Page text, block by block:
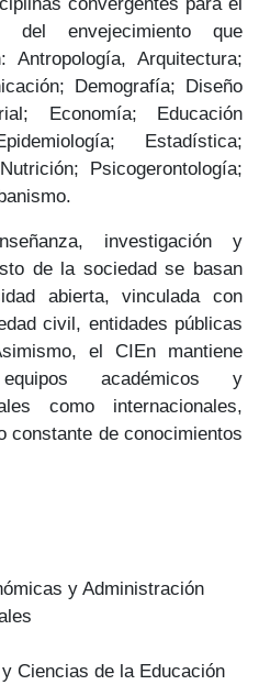
del envejecimiento que
Arquitectura;
Demografía; Diseño
Economía; Educación
Estadística;
Psicogerontología;
investigación y
de la sociedad se basan
abierta, vinculada con
civil, entidades públicas
el CIEn mantiene
académicos y
como internacionales,
constante de conocimientos
y Administración
Ciencias de la Educación